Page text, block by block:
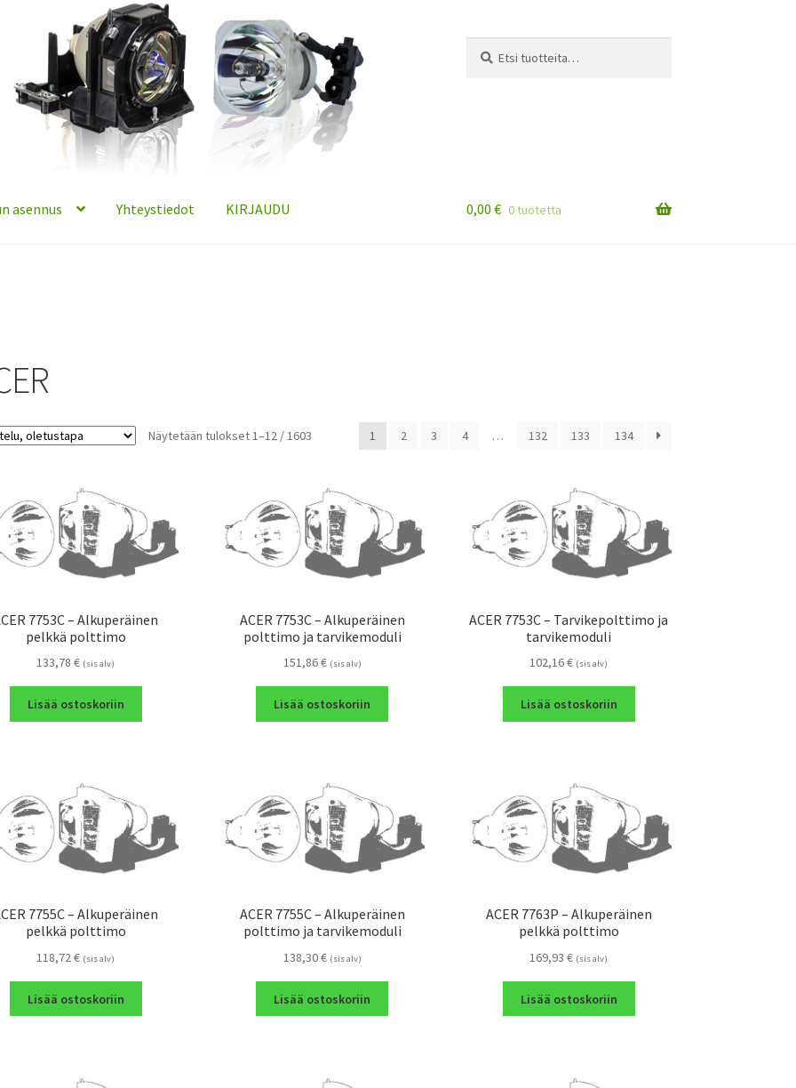
asennus Yhteystiedot KIRJAUDU 0,00 € 0 tuotetta
Näytetään tulokset 1–12 / 1603 1 2 3 4 … 132 133 134
7753C – Alkuperäinen
pelkkä polttimo
133,78€ (sis alv)
Lisää ostoskoriin
ACER 7753C – Alkuperäinen
polttimo ja tarvikemoduli
151,86€ (sis alv)
Lisää ostoskoriin
ACER 7753C – Tarvikepolttimo ja
tarvikemoduli
102,16€ (sis alv)
Lisää ostoskoriin
7755C – Alkuperäinen
pelkkä polttimo
118,72€ (sis alv)
Lisää ostoskoriin
ACER 7755C – Alkuperäinen
polttimo ja tarvikemoduli
138,30€ (sis alv)
Lisää ostoskoriin
ACER 7763P – Alkuperäinen
pelkkä polttimo
169,93€ (sis alv)
Lisää ostoskoriin